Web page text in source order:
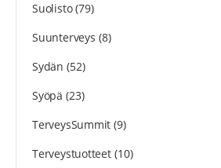
Suolisto(79)
Suunterveys (8)
Sydän (52)
Syöpä (23)
TerveysSummit (9)
Terveystuotteet(10)